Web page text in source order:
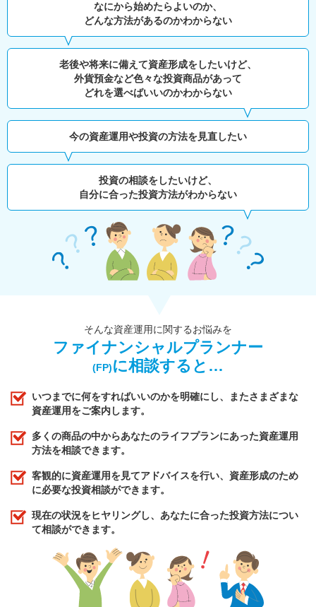
なにから始めたらよいのか、
どんな方法があるのかわからない
老後や将来に備えて資産形成をしたいけど、
外貨預金など色々な投資商品があって
どれを選べばいいのかわからない
今の資産運用や投資の方法を見直したい
投資の相談をしたいけど、
自分に合った投資方法がわからない
そんな資産運用に関するお悩みを
ファイナンシャルプランナー
(FP)に相談すると…
いつまでに何をすればいいのかを明確にし、またさまざまな
資産運用をご案内します。
多くの商品の中からあなたのライフプランにあった資産運用
方法を相談できます。
客観的に資産運用を見てアドバイスを行い、資産形成のため
に必要な投資相談ができます。
現在の状況をヒヤリングし、あなたに合った投資方法につい
て相談ができます。